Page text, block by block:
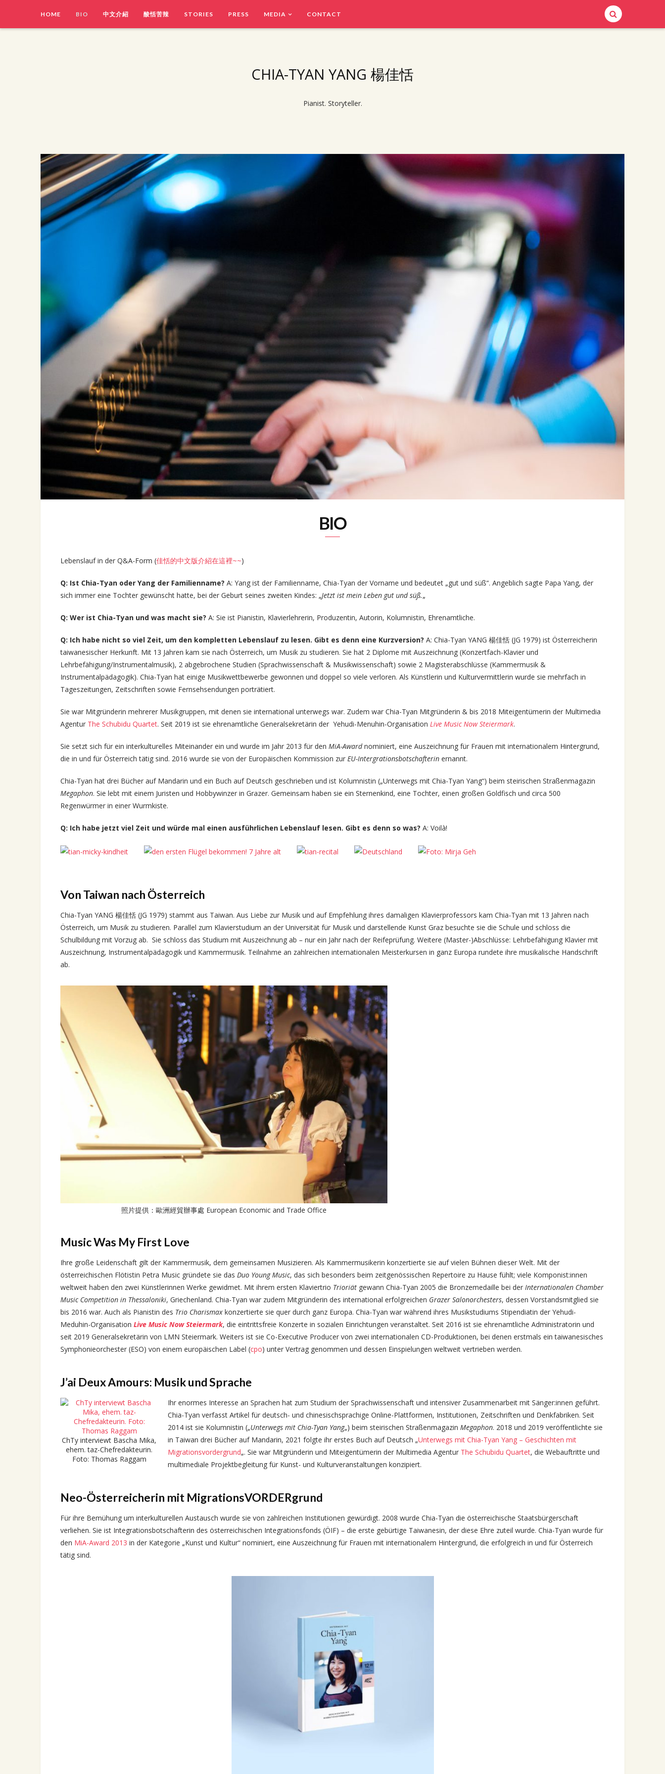
HOME BIO 中文介紹 酸恬苦辣 STORIES PRESS MEDIA CONTACT
CHIA-TYAN YANG 楊佳恬
Pianist. Storyteller.
BIO
Lebenslauf in der Q&A-Form (佳恬的中文版介紹在這裡~~)
Q: Ist Chia-Tyan oder Yang der Familienname? A: Yang ist der Familienname, Chia-Tyan der Vorname und bedeutet „gut und süß“. Angeblich sagte Papa Yang, der
sich immer eine Tochter gewünscht hatte, bei der Geburt seines zweiten Kindes: „Jetzt ist mein Leben gut und süß.„
Q: Wer ist Chia-Tyan und was macht sie? A: Sie ist Pianistin, Klavierlehrerin, Produzentin, Autorin, Kolumnistin, Ehrenamtliche.
Q: Ich habe nicht so viel Zeit, um den kompletten Lebenslauf zu lesen. Gibt es denn eine Kurzversion? A: Chia-Tyan YANG 楊佳恬 (JG 1979) ist Österreicherin
taiwanesischer Herkunft. Mit 13 Jahren kam sie nach Österreich, um Musik zu studieren. Sie hat 2 Diplome mit Auszeichnung (Konzertfach-Klavier und
Lehrbefähigung/Instrumentalmusik), 2 abgebrochene Studien (Sprachwissenschaft & Musikwissenschaft) sowie 2 Magisterabschlüsse (Kammermusik &
Instrumentalpädagogik). Chia-Tyan hat einige Musikwettbewerbe gewonnen und doppel so viele verloren. Als Künstlerin und Kulturvermittlerin wurde sie mehrfach in
Tageszeitungen, Zeitschriften sowie Fernsehsendungen porträtiert.
Sie war Mitgründerin mehrerer Musikgruppen, mit denen sie international unterwegs war. Zudem war Chia-Tyan Mitgründerin & bis 2018 Miteigentümerin der Multimedia
Agentur The Schubidu Quartet. Seit 2019 ist sie ehrenamtliche Generalsekretärin der Yehudi-Menuhin-Organisation Live Music Now Steiermark.
Sie setzt sich für ein interkulturelles Miteinander ein und wurde im Jahr 2013 für den MiA-Awardnominiert, eine Auszeichnung für Frauen mit internationalem Hintergrund,
die in und für Österreich tätig sind. 2016 wurde sie von der Europäischen Kommission zur EU-Intergrationsbotschafterin ernannt.
Chia-Tyan hat drei Bücher auf Mandarin und ein Buch auf Deutsch geschrieben und ist Kolumnistin („Unterwegs mit Chia-Tyan Yang“) beim steirischen Straßenmagazin
Megaphon. Sie lebt mit einem Juristen und Hobbywinzer in Grazer. Gemeinsam haben sie ein Sternenkind, eine Tochter, einen großen Goldfisch und circa 500
Regenwürmer in einer Wurmkiste.
Q: Ich habe jetzt viel Zeit und würde mal einen ausführlichen Lebenslauf lesen. Gibt es denn so was? A: Voilà!
Von Taiwan nach Österreich
Chia-Tyan YANG 楊佳恬 (JG 1979) stammt aus Taiwan. Aus Liebe zur Musik und auf Empfehlung ihres damaligen Klavierprofessors kam Chia-Tyan mit 13 Jahren nach
Österreich, um Musik zu studieren. Parallel zum Klavierstudium an der Universität für Musik und darstellende Kunst Graz besuchte sie die Schule und schloss die
Schulbildung mit Vorzug ab. Sie schloss das Studium mit Auszeichnung ab – nur ein Jahr nach der Reifeprüfung. Weitere (Master-)Abschlüsse: Lehrbefähigung Klavier mit
Auszeichnung, Instrumentalpädagogik und Kammermusik. Teilnahme an zahlreichen internationalen Meisterkursen in ganz Europa rundete ihre musikalische Handschrift
ab.
照片提供：歐洲經貿辦事處 European Economic and Trade Office
Music Was My First Love
Ihre große Leidenschaft gilt der Kammermusik, dem gemeinsamen Musizieren. Als Kammermusikerin konzertierte sie auf vielen Bühnen dieser Welt. Mit der
österreichischen Flötistin Petra Music gründete sie das Duo Young Music, das sich besonders beim zeitgenössischen Repertoire zu Hause fühlt; viele Komponist:innen
weltweit haben den zwei Künstlerinnen Werke gewidmet. Mit ihrem ersten Klaviertrio Trioriät gewann Chia-Tyan 2005 die Bronzemedaille bei der Internationalen Chamber
Music Competition in Thessaloniki, Griechenland. Chia-Tyan war zudem Mitgründerin des international erfolgreichen Grazer Salonorchesters, dessen Vorstandsmitglied sie
bis 2016 war. Auch als Pianistin des Trio Charismax konzertierte sie quer durch ganz Europa. Chia-Tyan war während ihres Musikstudiums Stipendiatin der Yehudi-
Meduhin-Organisation Live Music Now Steiermark, die eintrittsfreie Konzerte in sozialen Einrichtungen veranstaltet. Seit 2016 ist sie ehrenamtliche Administratorin und
seit 2019 Generalsekretärin von LMN Steiermark. Weiters ist sie Co-Executive Producer von zwei internationalen CD-Produktionen, bei denen erstmals ein taiwanesisches
Symphonieorchester (ESO) von einem europäischen Label (cpo) unter Vertrag genommen und dessen Einspielungen weltweit vertrieben werden.
J’ai Deux Amours: Musik und Sprache
ChTy interviewt Bascha Mika,
ehem. taz-Chefredakteurin.
Foto: Thomas Raggam
Ihr enormes Interesse an Sprachen hat zum Studium der Sprachwissenschaft und intensiver Zusammenarbeit mit Sänger:innen geführt.
Chia-Tyan verfasst Artikel für deutsch- und chinesischsprachige Online-Plattformen, Institutionen, Zeitschriften und Denkfabriken. Seit
2014 ist sie Kolumnistin („Unterwegs mit Chia-Tyan Yang„) beim steirischen Straßenmagazin Megaphon. 2018 und 2019 veröffentlichte sie
in Taiwan drei Bücher auf Mandarin, 2021 folgte ihr erstes Buch auf Deutsch „Unterwegs mit Chia-Tyan Yang – Geschichten mit
Migrationsvordergrund„. Sie war Mitgründerin und Miteigentümerin der Multimedia Agentur The Schubidu Quartet, die Webauftritte und
multimediale Projektbegleitung für Kunst- und Kulturveranstaltungen konzipiert.
Neo-Österreicherin mit MigrationsVORDERgrund
Für ihre Bemühung um interkulturellen Austausch wurde sie von zahlreichen Institutionen gewürdigt. 2008 wurde Chia-Tyan die österreichische Staatsbürgerschaft
verliehen. Sie ist Integrationsbotschafterin des österreichischen Integrationsfonds (ÖIF) – die erste gebürtige Taiwanesin, der diese Ehre zuteil wurde. Chia-Tyan wurde für
den MiA-Award 2013 in der Kategorie „Kunst und Kultur“ nominiert, eine Auszeichnung für Frauen mit internationalem Hintergrund, die erfolgreich in und für Österreich
tätig sind.